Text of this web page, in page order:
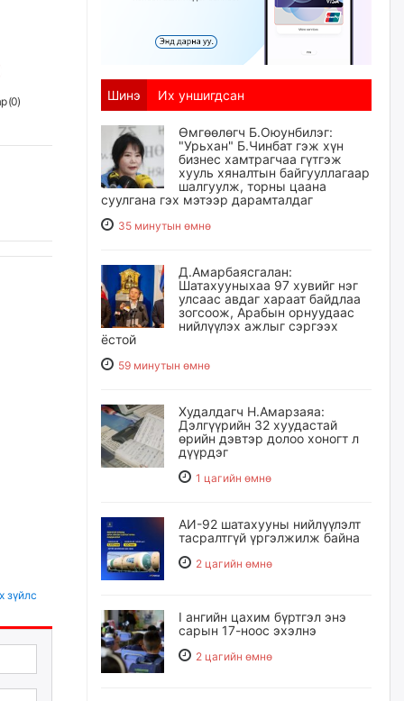
(0)
зүйлс
Шинэ Их уншигдсан
Өмгөөлөгч Б.Оюунбилэг:
"Урьхан" Б.Чинбат гэж хүн
бизнес хамтрагчаа гүтгэж
хууль хяналтын байгууллагаар
шалгуулж, торны цаана
суулгана гэх мэтээр дарамталдаг
35 минутын өмнө
Д.Амарбаясгалан:
Шатахууныхаа 97 хувийг нэг
улсаас авдаг хараат байдлаа
зогсоож, Арабын орнуудаас
нийлүүлэх ажлыг сэргээх
ёстой
59 минутын өмнө
Худалдагч Н.Амарзаяа:
Дэлгүүрийн 32 хуудастай
өрийн дэвтэр долоо хоногт л
дүүрдэг
1 цагийн өмнө
АИ-92 шатахууны нийлүүлэлт
тасралтгүй үргэлжилж байна
2 цагийн өмнө
I ангийн цахим бүртгэл энэ
сарын 17-ноос эхэлнэ
2 цагийн өмнө